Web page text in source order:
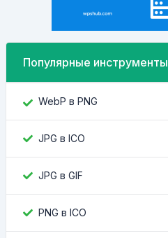
Популярные инструменты
WebP в PNG
JPG в ICO
JPG в GIF
PNG в ICO